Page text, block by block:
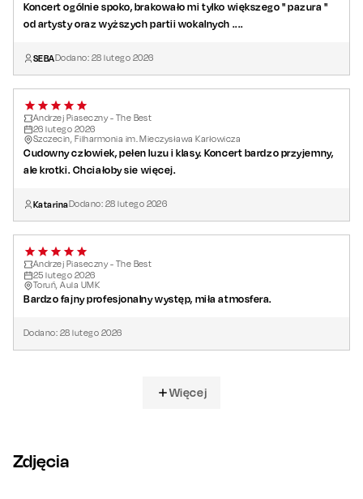
Koncert ogólnie spoko, brakowało mi tylko większego " pazura "
od artysty oraz wyższych partii wokalnych ....
SEBADodano: 28 lutego 2026
Andrzej Piaseczny - The Best
26 lutego 2026
Szczecin, Filharmonia im. Mieczysława Karłowicza
Cudowny czlowiek, pełen luzu i klasy. Koncert bardzo przyjemny,
ale krotki. Chciałoby sie więcej.
KatarinaDodano: 28 lutego 2026
Andrzej Piaseczny - The Best
25 lutego 2026
Toruń, Aula UMK
Bardzo fajny profesjonalny występ, miła atmosfera.
Dodano: 28 lutego 2026
Więcej
Zdjęcia